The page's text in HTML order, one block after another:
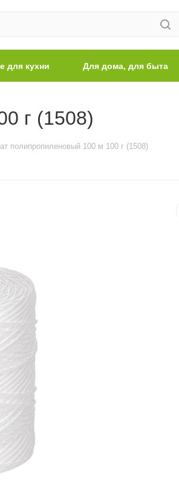
для кухни Для дома, для быта
г (1508)
полипропиленовый 100 м 100 г (1508)